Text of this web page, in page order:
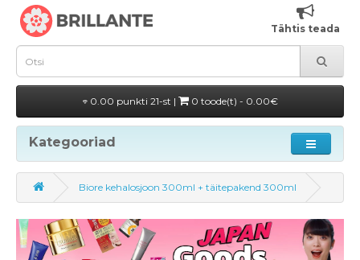
Tähtis teada
0.00 punkti 21-st | 0 toode(t) - 0.00€
Kategooriad
Biore kehalosjoon 300ml + täitepakend 300ml